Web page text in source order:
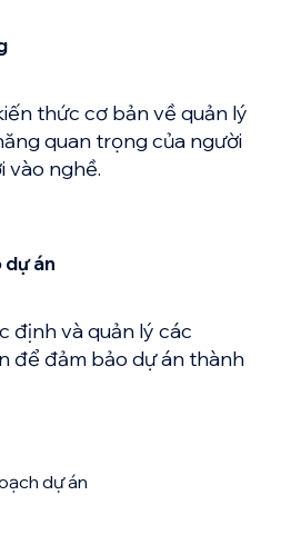
​​thức cơ bản về quản lý
quan trọng của người
vào nghề.
dự án
định và quản lý các
để đảm bảo dự án thành
dự án